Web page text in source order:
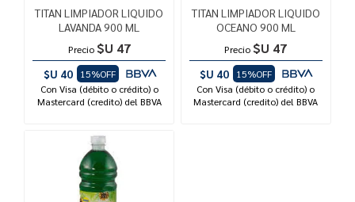
TITAN LIMPIADOR LIQUIDO
LAVANDA 900 ML
Precio $U 47
$U 40
15%OFF
Con Visa (débito o crédito) o
Mastercard (credito) del BBVA
TITAN LIMPIADOR LIQUIDO
OCEANO 900 ML
Precio $U 47
$U 40
15%OFF
Con Visa (débito o crédito) o
Mastercard (credito) del BBVA